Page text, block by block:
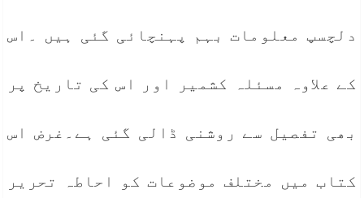
دلچسپ معلومات بہم پہنچائی گئی ہیں ۔اس
کے علاوہ مسئلہ کشمیر اور اس کی تاریخ پر
بھی تفصیل سے روشنی ڈالی گئی ہے۔غرض اس
کتاب میں مختلف موضوعات کو احاطہ تحریر